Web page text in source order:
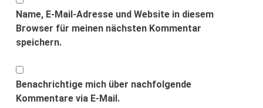
Name, E-Mail-Adresse und Website in diesem
Browser für meinen nächsten Kommentar
speichern.
Benachrichtige mich über nachfolgende
Kommentare via E-Mail.